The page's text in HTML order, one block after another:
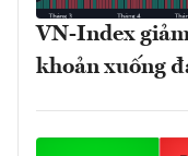
VN-Index
khoản xuống